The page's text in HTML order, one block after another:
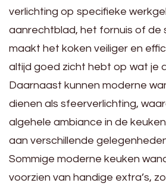
verlichting op specifieke
aanrechtblad, het fornuis of de
maakt het koken veiliger en
altijd goed zicht hebt op wat je
Daarnaast kunnen moderne
dienen als sfeerverlichting,
algehele ambiance in de
aan verschillende
Sommige moderne keuken
voorzien van handige extra’s,